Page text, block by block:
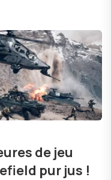
de jeu
pur jus !